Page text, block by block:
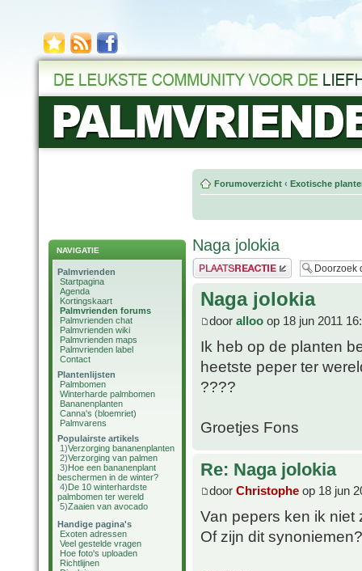
NAVIGATIE
Palmvrienden
Startpagina
Agenda
Kortingskaart
Palmvrienden forums
Palmvrienden chat
Palmvrienden wiki
Palmvrienden maps
Palmvrienden label
Contact
Plantenlijsten
Palmbomen
Winterharde palmbomen
Bananenplanten
Canna's (bloemriet)
Palmvarens
Populairste artikels
1)Verzorging bananenplanten
2)Verzorging van palmen
3)Hoe een bananenplant
beschermen in de winter?
4)De 10 winterhardste
palmbomen ter wereld
5)Zaaien van avocado
Handige pagina's
Exoten adressen
Veel gestelde vragen
Hoe foto's uploaden
Richtlijnen
Forumoverzicht ‹ Exotische
Naga jolokia
Plaats een reactie
Naga jolokia
door alloo op 18 jun 2011
Ik heb op de planten
heetste peper ter
????
Groetjes Fons
Re: Naga jolokia
door Christophe op 18 jun
Van pepers ken ik niet
Of zijn dit synoniemen?